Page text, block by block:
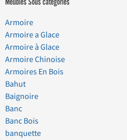
Armoire
Armoire a Glace
Armoire à Glace
Armoire Chinoise
Armoires En Bois
Bahut
Baignoire
Banc
Banc Bois
banquette